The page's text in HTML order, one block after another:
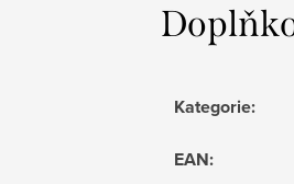
Kategorie:
EAN: